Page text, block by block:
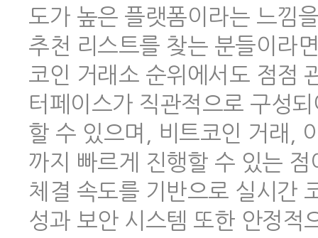
도가 높은 플랫폼이라는 느낌
추천 리스트를 찾는 분들이라
코인 거래소 순위에서도 점점
터페이스가 직관적으로 구성
할 수 있으며, 비트코인 거래,
까지 빠르게 진행할 수 있는
체결 속도를 기반으로 실시간
성과 보안 시스템 또한 안정적